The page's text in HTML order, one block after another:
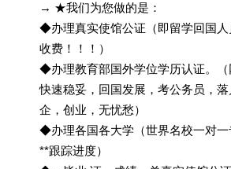
→ ★我们为您做的是：
◆办理真实使馆公证（即留学回国人
收费！！！）
◆办理教育部国外学位学历认证。（
快速稳妥，回国发展，考公务员，
企，创业，无忧愁）
◆办理各国各大学（世界名校一对一
**跟踪进度）